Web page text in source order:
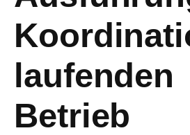
laufenden
Betrieb